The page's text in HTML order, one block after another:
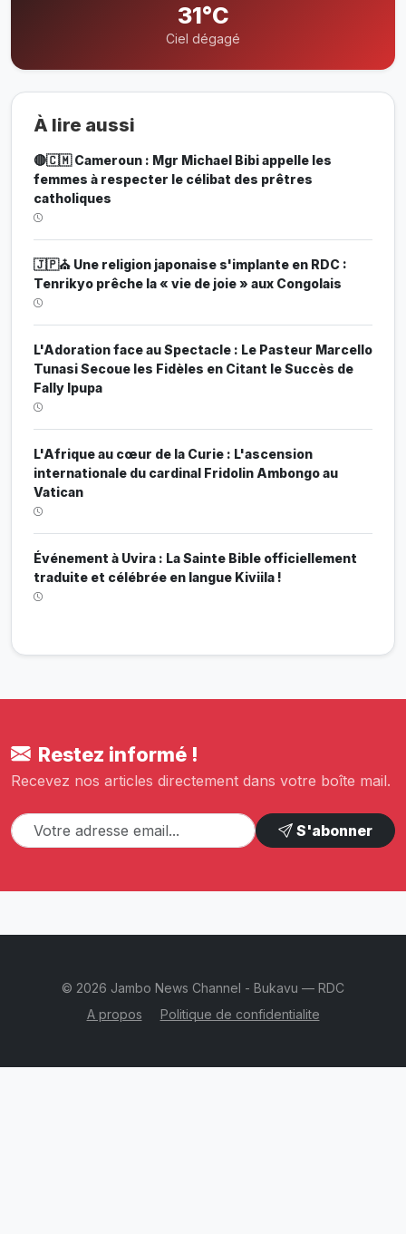
31°C
Ciel dégagé
À lire aussi
🔴🇨🇲 Cameroun : Mgr Michael Bibi appelle les
femmes à respecter le célibat des prêtres
catholiques
🇯🇵⛪ Une religion japonaise s'implante en RDC :
Tenrikyo prêche la « vie de joie » aux Congolais
L'Adoration face au Spectacle : Le Pasteur Marcello
Tunasi Secoue les Fidèles en Citant le Succès de
Fally Ipupa
L'Afrique au cœur de la Curie : L'ascension
internationale du cardinal Fridolin Ambongo au
Vatican
Événement à Uvira : La Sainte Bible officiellement
traduite et célébrée en langue Kiviila !
Restez informé !
Recevez nos articles directement dans votre boîte mail.
S'abonner
© 2026 Jambo News Channel - Bukavu — RDC
A propos
Politique de confidentialite